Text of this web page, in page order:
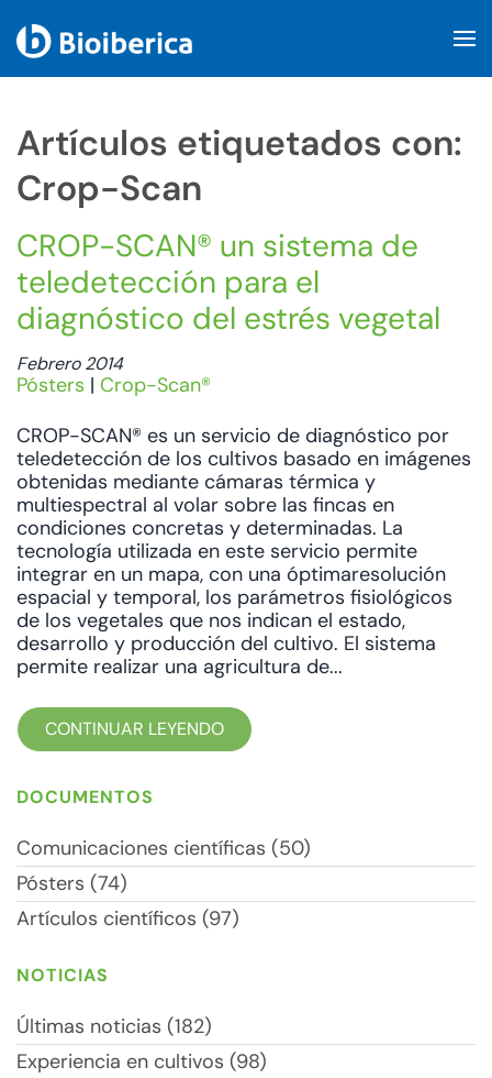
Artículos etiquetados con:
Crop-Scan
CROP-SCAN® un sistema de
teledetección para el
diagnóstico del estrés vegetal
Febrero 2014
Pósters | Crop-Scan®
CROP-SCAN® es un servicio de diagnóstico por
teledetección de los cultivos basado en imágenes
obtenidas mediante cámaras térmica y
multiespectral al volar sobre las fincas en
condiciones concretas y determinadas. La
tecnología utilizada en este servicio permite
integrar en un mapa, con una óptimaresolución
espacial y temporal, los parámetros fisiológicos
de los vegetales que nos indican el estado,
desarrollo y producción del cultivo. El sistema
permite realizar una agricultura de...
CONTINUAR LEYENDO
DOCUMENTOS
Comunicaciones científicas (50)
Pósters (74)
Artículos científicos (97)
NOTICIAS
Últimas noticias (182)
Experiencia en cultivos (98)